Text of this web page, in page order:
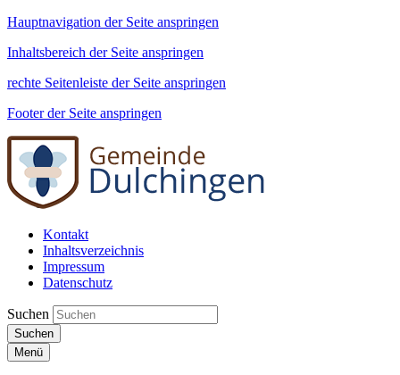
Hauptnavigation der Seite anspringen
Inhaltsbereich der Seite anspringen
rechte Seitenleiste der Seite anspringen
Footer der Seite anspringen
Kontakt
Inhaltsverzeichnis
Impressum
Datenschutz
Suchen
Suchen
Menü